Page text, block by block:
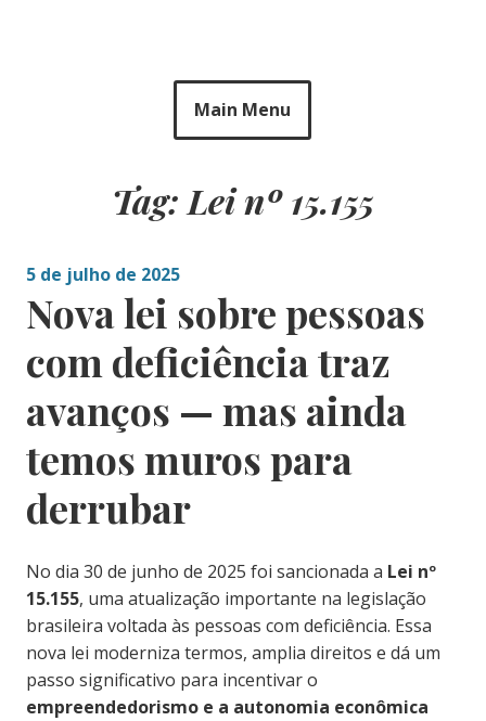
Main Menu
Tag: Lei nº 15.155
5 de julho de 2025
Nova lei sobre pessoas
com deficiência traz
avanços — mas ainda
temos muros para
derrubar
No dia 30 de junho de 2025 foi sancionada a Lei nº
15.155, uma atualização importante na legislação
brasileira voltada às pessoas com deficiência. Essa
nova lei moderniza termos, amplia direitos e dá um
passo significativo para incentivar o
empreendedorismo e a autonomia econômica